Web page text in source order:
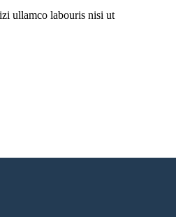
ullamco labouris nisi ut